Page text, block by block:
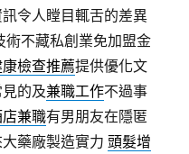
令人瞠目輒舌的差異
術不藏私創業免加盟金
康檢查推薦提供優化文
的及兼職工作不過事
兼職有男朋友在隱匿
大藥廠製造實力頭髮增